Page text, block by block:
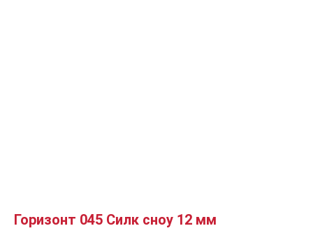
Горизонт 045 Силк сноу 12 мм